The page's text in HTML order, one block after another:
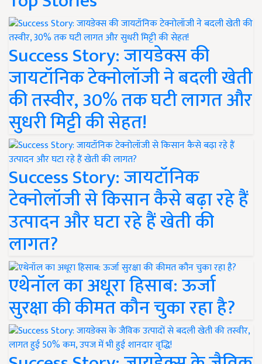
Success Story: जायडेक्स की
जायटॉनिक टेक्नोलॉजी ने बदली खेती
की तस्वीर, 30% तक घटी लागत और
सुधरी मिट्टी की सेहत!
Success Story: जायटॉनिक
टेक्नोलॉजी से किसान कैसे बढ़ा रहे हैं
उत्पादन और घटा रहे हैं खेती की
लागत?
एथेनॉल का अधूरा हिसाब: ऊर्जा
सुरक्षा की कीमत कौन चुका रहा है?